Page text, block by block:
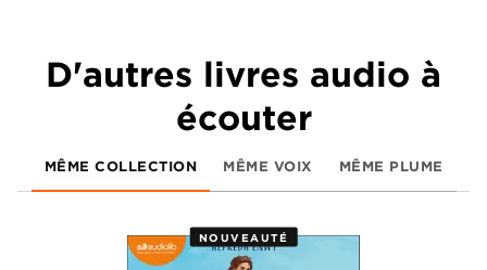
D'autres livres audio à
écouter
MÊME COLLECTION MÊME VOIX MÊME PLUME
NOUVEAUTÉ